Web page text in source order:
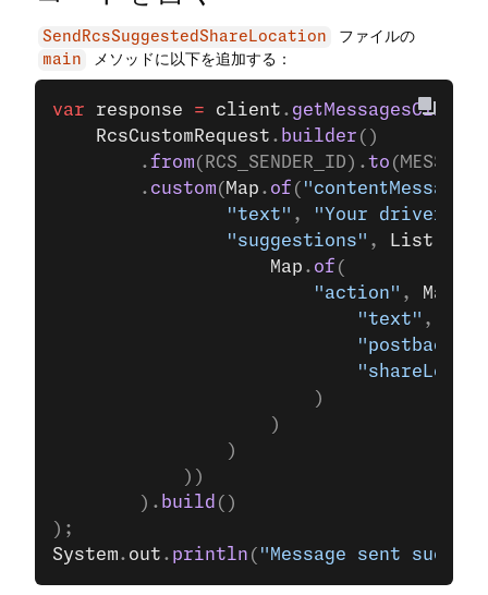
SendRcsSuggestedShareLocation ファイルの
main メソッドに以下を追加する：
var response = client . getMessagesClient
	RcsCustomRequest
. builder ()
		.
from(RCS_SENDER_ID).to
		.
custom( Map . of ( "contentMessage"
				"text"
,
"Your driver
				"suggestions"
, List
					Map
. of (
						"action"
, Map
							"text"
,
						)
					)
				)
			))
		).
build ()
);
System. out . println ( "Message sent